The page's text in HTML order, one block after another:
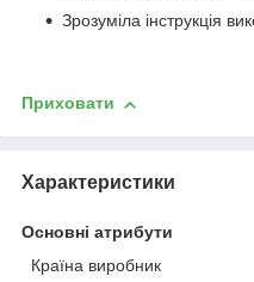
Зрозуміла інструкція
Приховати
Характеристики
Основні атрибути
Країна виробник